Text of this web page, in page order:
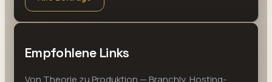
Empfohlene Links
Von Theorie zu Produktion — Branchly, Hosting-